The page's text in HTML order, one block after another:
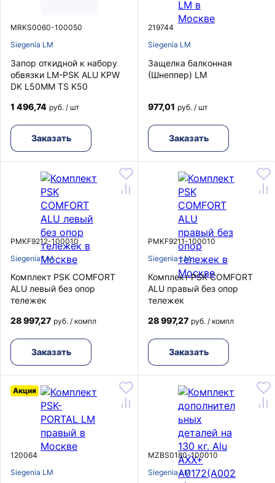
MRKS0060-100050
Siegenia LM
Запор откидной к набору
обвязки LM-PSK ALU KPW
DK L50MM TS K50
1 496,74 руб. / шт
Заказать
219744
Siegenia LM
Защелка балконная
(Шнеппер) LM
977,01 руб. / шт
Заказать
PMKF9212-100010
Siegenia LM
Комплект PSK COMFORT
ALU левый без опор
тележек
28 997,27 руб. / компл
Заказать
PMKF9211-100010
Siegenia LM
Комплект PSK COMFORT
ALU правый без опор
тележек
28 997,27 руб. / компл
Заказать
120064
Siegenia LM
Акция
MZBS0180-100010
Siegenia LM